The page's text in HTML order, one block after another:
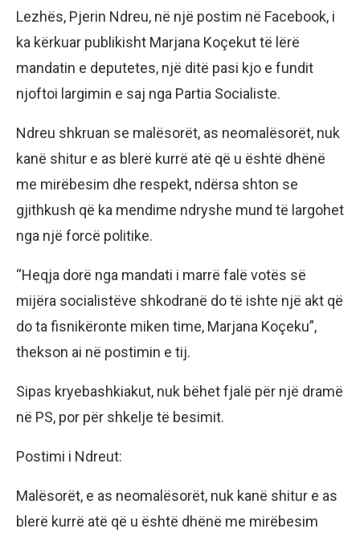
Lezhës, Pjerin Ndreu, në një postim në Facebook, i
ka kërkuar publikisht Marjana Koçekut të lërë
mandatin e deputetes, një ditë pasi kjo e fundit
njoftoi largimin e saj nga Partia Socialiste.
Ndreu shkruan se malësorët, as neomalësorët, nuk
kanë shitur e as blerë kurrë atë që u është dhënë
me mirëbesim dhe respekt, ndërsa shton se
gjithkush që ka mendime ndryshe mund të largohet
nga një forcë politike.
“Heqja dorë nga mandati i marrë falë votës së
mijëra socialistëve shkodranë do të ishte një akt që
do ta fisnikëronte miken time, Marjana Koçeku”,
thekson ai në postimin e tij.
Sipas kryebashkiakut, nuk bëhet fjalë për një dramë
në PS, por për shkelje të besimit.
Postimi i Ndreut:
Malësorët, e as neomalësorët, nuk kanë shitur e as
blerë kurrë atë që u është dhënë me mirëbesim